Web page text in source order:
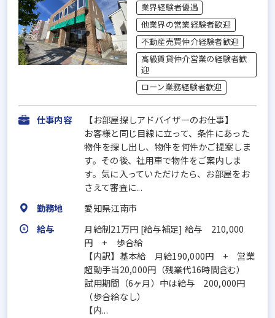
業界経験者優遇
他業界の営業経験者歓迎
不動産売買仲介経験者歓迎
高級賃貸仲介営業の経験者歓
迎
ローン業務経験者歓迎
仕事内容
【お部屋探しアドバイザーのお仕事】
お客様と同じ目線に立って、条件にあった
物件を探し出し、物件を何件かご提案しま
す。その後、社用車で物件をご案内しま
す。気に入っていただけたら、お部屋をお
さえて審査に...
勤務地
愛知県江南市
給与
月給制21万円 [給与補足] 給与 210,000
円 + 歩合給
【内訳】基本給 月給190,000円 + 営業
超勤手当20,000円（残業代16時間含む）
試用期間（6ヶ月）中は給与 200,000円
（歩合給なし）
【内...